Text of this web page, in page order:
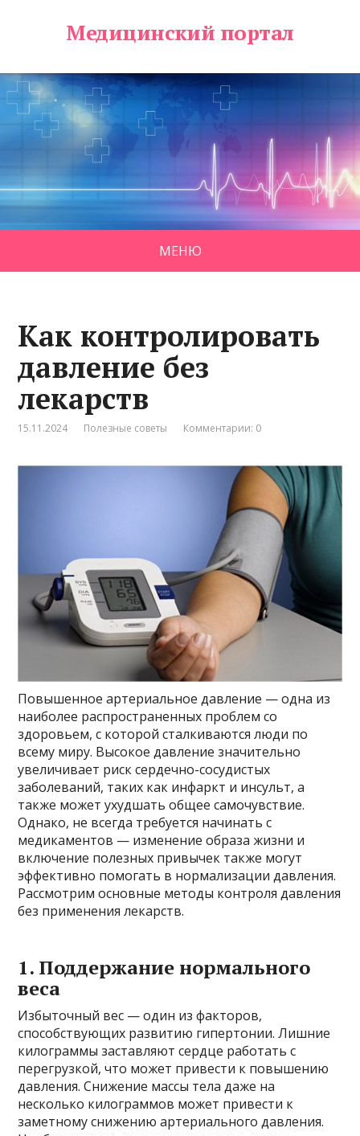
Медицинский портал
МЕНЮ
Как контролировать
давление без
лекарств
15.11.2024 Полезные советы Комментарии: 0
Повышенное артериальное давление — одна из
наиболее распространенных проблем со
здоровьем, с которой сталкиваются люди по
всему миру. Высокое давление значительно
увеличивает риск сердечно-сосудистых
заболеваний, таких как инфаркт и инсульт, а
также может ухудшать общее самочувствие.
Однако, не всегда требуется начинать с
медикаментов — изменение образа жизни и
включение полезных привычек также могут
эффективно помогать в нормализации давления.
Рассмотрим основные методы контроля давления
без применения лекарств.
1. Поддержание нормального
веса
Избыточный вес — один из факторов,
способствующих развитию гипертонии. Лишние
килограммы заставляют сердце работать с
перегрузкой, что может привести к повышению
давления. Снижение массы тела даже на
несколько килограммов может привести к
заметному снижению артериального давления.